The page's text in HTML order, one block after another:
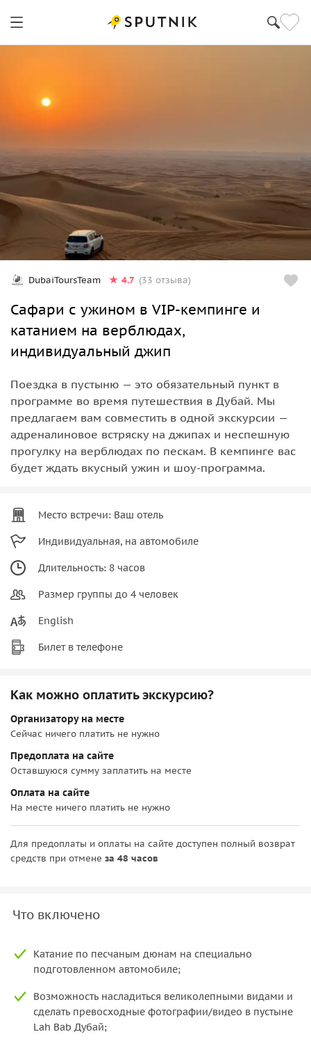
DubaiToursTeam 4.7 (33 отзыва)
Сафари с ужином в VIP-кемпинге и
катанием на верблюдах,
индивидуальный джип
Поездка в пустыню — это обязательный пункт в
программе во время путешествия в Дубай. Мы
предлагаем вам совместить в одной экскурсии —
адреналиновое встряску на джипах и неспешную
прогулку на верблюдах по пескам. В кемпинге вас
будет ждать вкусный ужин и шоу-программа.
Место встречи: Ваш отель
Индивидуальная, на автомобиле
Длительность: 8 часов
Размер группы до 4 человек
English
Билет в телефоне
Как можно оплатить экскурсию?
Организатору на месте
Сейчас ничего платить не нужно
Предоплата на сайте
Оставшуюся сумму заплатить на месте
Оплата на сайте
На месте ничего платить не нужно
Для предоплаты и оплаты на сайте доступен полный возврат
средств при отмене за 48 часов
Что включено
Катание по песчаным дюнам на специально
подготовленном автомобиле;
Возможность насладиться великолепными видами и
сделать превосходные фотографии/видео в пустыне
Lah Bab Дубай;